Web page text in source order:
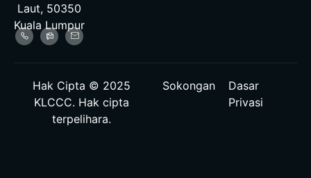
Laut, 50350
Kuala Lumpur
Hak Cipta © 2025
KLCCC. Hak cipta
terpelihara.
Sokongan
Dasar
Privasi